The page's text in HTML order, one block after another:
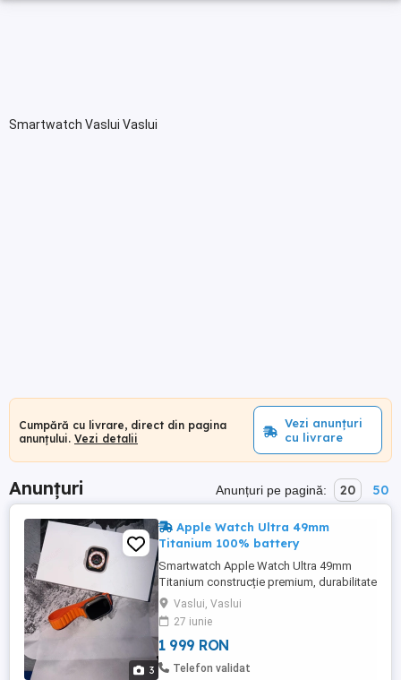
Smartwatch Vaslui Vaslui
Cumpără cu livrare, direct din pagina
anunțului. Vezi detalii
Vezi anunțuri
cu livrare
Anunțuri Anunțuri pe pagină: 20 50
3
Apple Watch Ultra 49mm
Titanium 100% battery
Smartwatch Apple Watch Ultra 49mm
Titanium construcție premium, durabilitate
ridicată, performanță excelentă. Folie de
protecție din ziua 1 nu ca ar fi nevoie dar
totuși. 100% battery
Vaslui, Vaslui
27 iunie
1 999 RON
Telefon validat